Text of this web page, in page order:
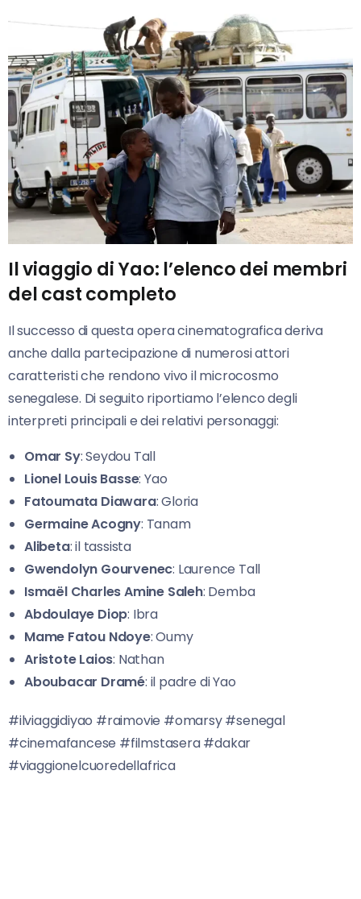
Il viaggio di Yao: l’elenco dei membri
del cast completo
Il successo di questa opera cinematografica deriva
anche dalla partecipazione di numerosi attori
caratteristi che rendono vivo il microcosmo
senegalese. Di seguito riportiamo l’elenco degli
interpreti principali e dei relativi personaggi:
Omar Sy: Seydou Tall
Lionel Louis Basse: Yao
Fatoumata Diawara: Gloria
Germaine Acogny: Tanam
Alibeta: il tassista
Gwendolyn Gourvenec: Laurence Tall
Ismaël Charles Amine Saleh: Demba
Abdoulaye Diop: Ibra
Mame Fatou Ndoye: Oumy
Aristote Laios: Nathan
Aboubacar Dramé: il padre di Yao
#ilviaggidiyao #raimovie #omarsy #senegal
#cinemafancese #filmstasera #dakar
#viaggionelcuoredellafrica